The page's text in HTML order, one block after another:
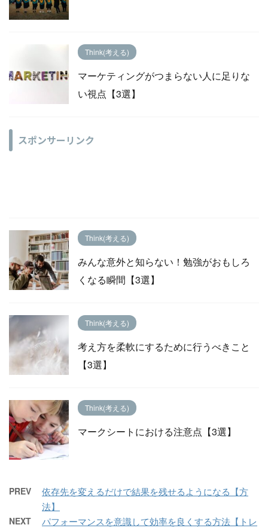
Think(考える)
マーケティングがつまらない人に足りな
い視点【3選】
スポンサーリンク
Think(考える)
みんな意外と知らない！勉強がおもしろ
くなる瞬間【3選】
Think(考える)
考え方を柔軟にするために行うべきこと
【3選】
Think(考える)
マークシートにおける注意点【3選】
PREV
依存先を変えるだけで結果を残せるようになる【方
法】
NEXT
パフォーマンスを意識して効率を良くする方法【トレ